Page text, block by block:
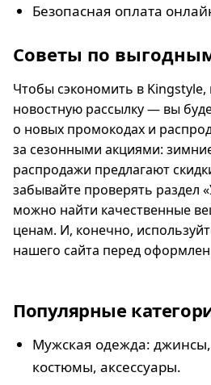
Безопасная оплата
Советы по
Чтобы сэкономить в
новостную рассылку — вы
о новых промокодах и
за сезонными акциями:
распродажи предлагают
забывайте проверять раздел
можно найти качественные
ценам. И, конечно,
нашего сайта перед
Популярные
Мужская одежда:
костюмы, аксессуары.